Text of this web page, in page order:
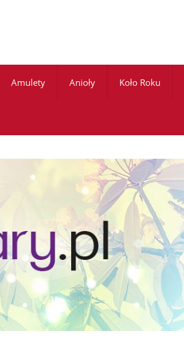
Amulety Anioły Koło Roku